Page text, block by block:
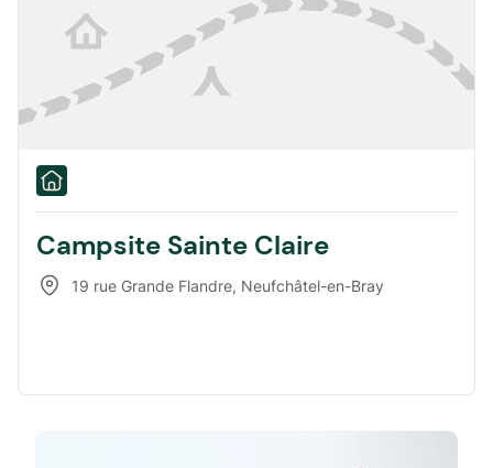
Campsite Sainte Claire
19 rue Grande Flandre, Neufchâtel-en-Bray